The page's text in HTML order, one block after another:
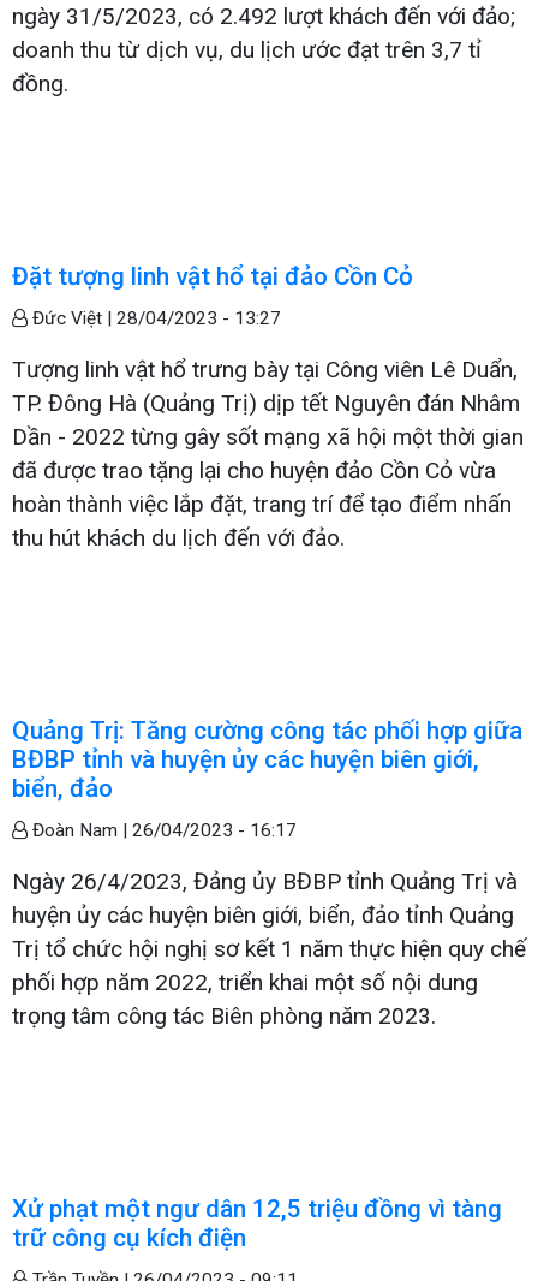
ngày 31/5/2023, có 2.492 lượt khách đến với đảo;
doanh thu từ dịch vụ, du lịch ước đạt trên 3,7 tỉ
đồng.
Đặt tượng linh vật hổ tại đảo Cồn Cỏ
Đức Việt | 28/04/2023 - 13:27
Tượng linh vật hổ trưng bày tại Công viên Lê Duẩn,
TP. Đông Hà (Quảng Trị) dịp tết Nguyên đán Nhâm
Dần - 2022 từng gây sốt mạng xã hội một thời gian
đã được trao tặng lại cho huyện đảo Cồn Cỏ vừa
hoàn thành việc lắp đặt, trang trí để tạo điểm nhấn
thu hút khách du lịch đến với đảo.
Quảng Trị: Tăng cường công tác phối hợp giữa
BĐBP tỉnh và huyện ủy các huyện biên giới,
biển, đảo
Đoàn Nam | 26/04/2023 - 16:17
Ngày 26/4/2023, Đảng ủy BĐBP tỉnh Quảng Trị và
huyện ủy các huyện biên giới, biển, đảo tỉnh Quảng
Trị tổ chức hội nghị sơ kết 1 năm thực hiện quy chế
phối hợp năm 2022, triển khai một số nội dung
trọng tâm công tác Biên phòng năm 2023.
Xử phạt một ngư dân 12,5 triệu đồng vì tàng
trữ công cụ kích điện